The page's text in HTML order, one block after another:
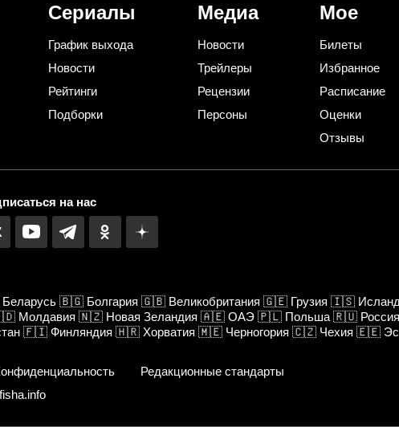
Сериалы
График выхода
Новости
Рейтинги
Подборки
Медиа
Новости
Трейлеры
Рецензии
Персоны
Мое
Билеты
Избранное
Расписание
Оценки
Отзывы
на нас
Беларусь 🇧🇬 Болгария 🇬🇧 Великобритания 🇬🇪 Грузия 🇮🇸
Молдавия 🇳🇿 Новая Зеландия 🇦🇪 ОАЭ 🇵🇱 Польша 🇷🇺 Россия
🇫🇮 Финляндия 🇭🇷 Хорватия 🇲🇪 Черногория 🇨🇿 Чехия 🇪🇪
Редакционные стандарты